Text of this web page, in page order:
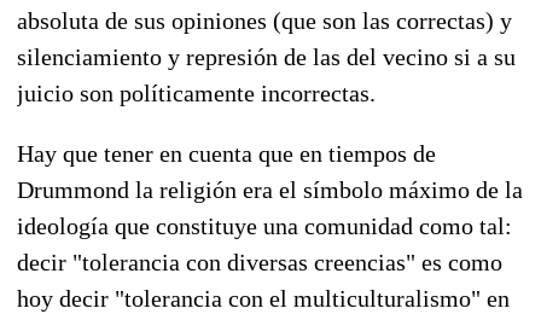
absoluta de sus opiniones (que son las correctas) y
silenciamiento y represión de las del vecino si a su
juicio son políticamente incorrectas.
Hay que tener en cuenta que en tiempos de
Drummond la religión era el símbolo máximo de la
ideología que constituye una comunidad como tal:
decir "tolerancia con diversas creencias" es como
hoy decir "tolerancia con el multiculturalismo" en